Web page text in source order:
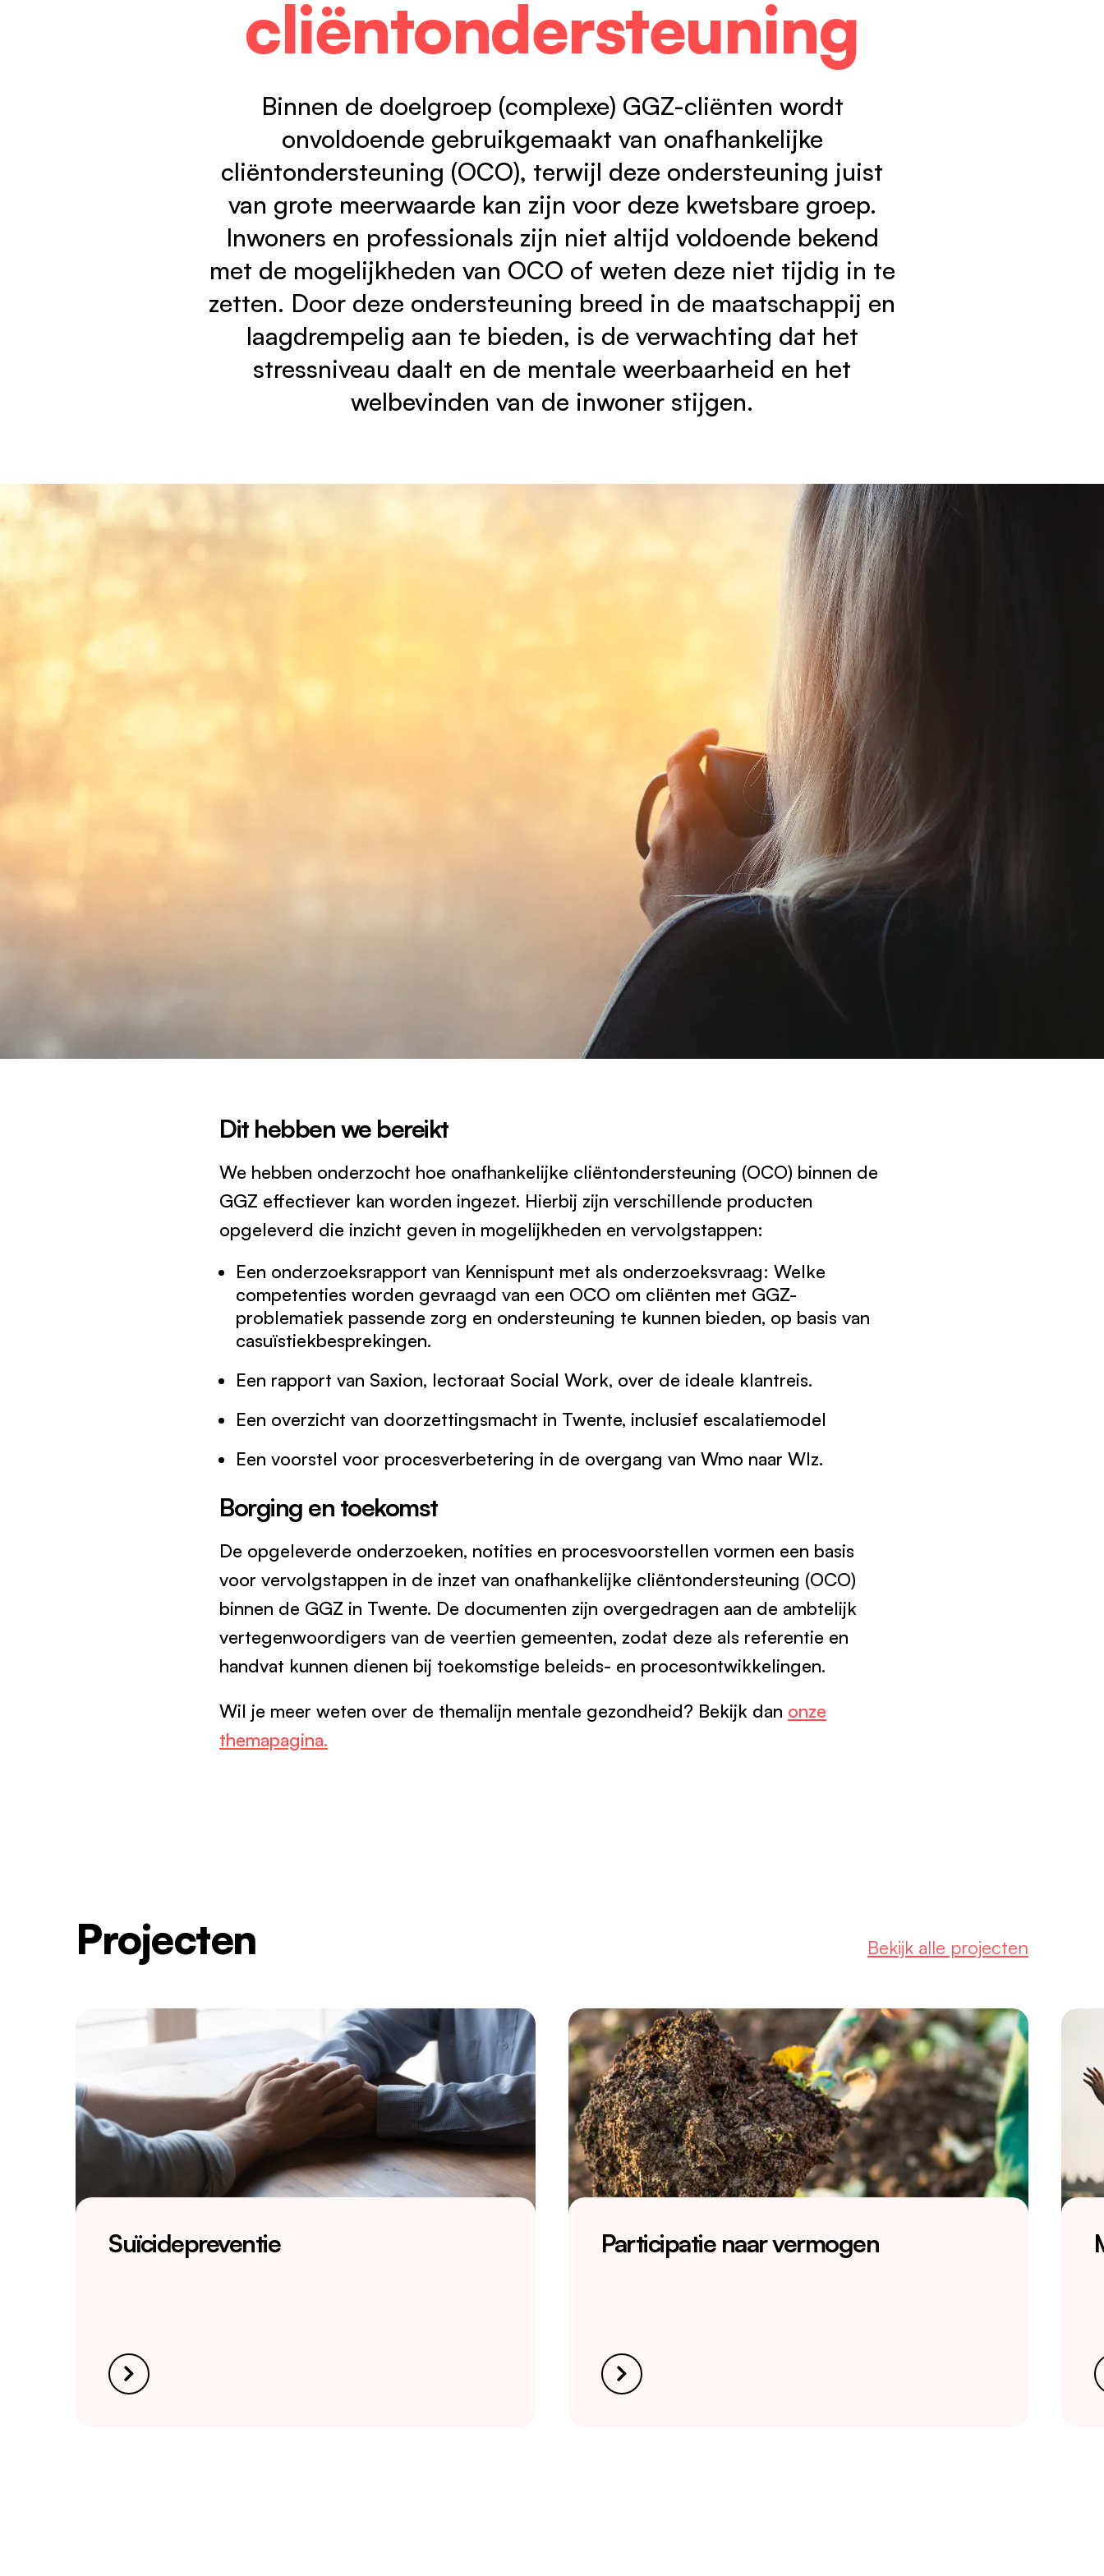
Voor partners
Jeugd
cliëntondersteuning
Binnen de doelgroep (complexe) GGZ-cliënten wordt
onvoldoende gebruikgemaakt van onafhankelijke
cliëntondersteuning (OCO), terwijl deze ondersteuning juist
van grote meerwaarde kan zijn voor deze kwetsbare groep.
Inwoners en professionals zijn niet altijd voldoende bekend
met de mogelijkheden van OCO of weten deze niet tijdig in te
zetten. Door deze ondersteuning breed in de maatschappij en
laagdrempelig aan te bieden, is de verwachting dat het
stressniveau daalt en de mentale weerbaarheid en het
welbevinden van de inwoner stijgen.
Dit hebben we bereikt
We hebben onderzocht hoe onafhankelijke cliëntondersteuning (OCO) binnen de
GGZ effectiever kan worden ingezet. Hierbij zijn verschillende producten
opgeleverd die inzicht geven in mogelijkheden en vervolgstappen:
Een onderzoeksrapport van Kennispunt met als onderzoeksvraag: Welke
competenties worden gevraagd van een OCO om cliënten met GGZ-
problematiek passende zorg en ondersteuning te kunnen bieden, op basis van
casuïstiekbesprekingen.
Een rapport van Saxion, lectoraat Social Work, over de ideale klantreis.
Een overzicht van doorzettingsmacht in Twente, inclusief escalatiemodel
Een voorstel voor procesverbetering in de overgang van Wmo naar Wlz.
Borging en toekomst
De opgeleverde onderzoeken, notities en procesvoorstellen vormen een basis
voor vervolgstappen in de inzet van onafhankelijke cliëntondersteuning (OCO)
binnen de GGZ in Twente. De documenten zijn overgedragen aan de ambtelijk
vertegenwoordigers van de veertien gemeenten, zodat deze als referentie en
handvat kunnen dienen bij toekomstige beleids- en procesontwikkelingen.
Wil je meer weten over de themalijn mentale gezondheid? Bekijk dan onze
themapagina.
Projecten Bekijk alle projecten
Suïcidepreventie Participatie naar vermogen